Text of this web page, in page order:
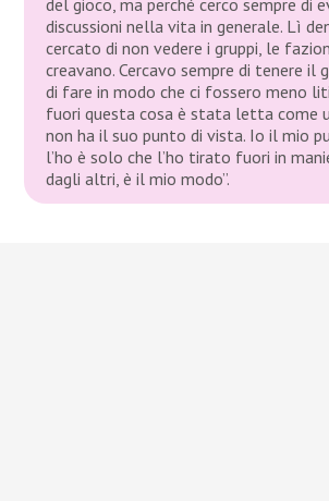
discussioni nella vita in generale. Lì
cercato di non vedere i gruppi, le
creavano. Cercavo sempre di tenere il
di fare in modo che ci fossero meno
fuori questa cosa è stata letta come
non ha il suo punto di vista. Io il mio
l’ho è solo che l’ho tirato fuori in
dagli altri, è il mio modo”.